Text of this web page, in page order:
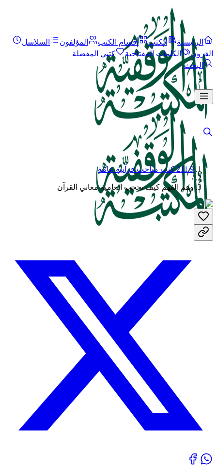
الرئيسية الكتب أقسام الكتب المؤلفون
السلاسل
القرون
الكلمات المفتاحية
كتبي المفضلة
البحث
211.9 كتب مباحث قرآنية عامة
/
وهم الفهم كيف تحجب العامية معاني القرآن